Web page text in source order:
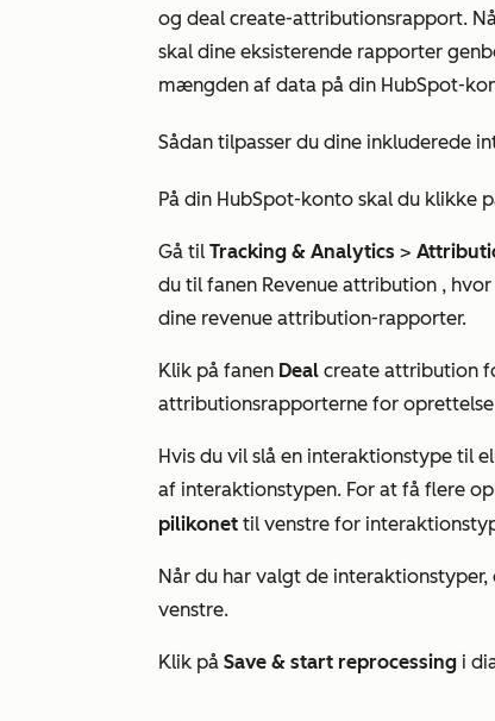
og deal create-attributionsrapport.
skal dine eksisterende rapporter
mængden af data på din HubSpot-
Sådan tilpasser du dine inkluderede
På din HubSpot-konto skal du klikke
Gå til Tracking & Analytics >
du til fanen Revenue attribution ,
dine revenue attribution-rapporter.
Klik på fanen Deal create attribution
attributionsrapporterne for
Hvis du vil slå en interaktionstype til
af interaktionstypen. For at få flere
pilikonet til venstre for
Når du har valgt de
venstre.
Klik på Save & start reprocessing i